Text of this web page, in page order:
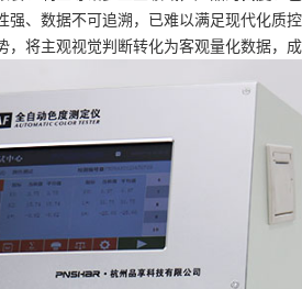
、数据不可追溯，已难以满足现代化质控
，将主观视觉判断转化为客观量化数据，